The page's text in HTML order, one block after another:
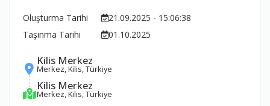
Oluşturma Tarihi
21.09.2025 - 15:06:38
Taşınma Tarihi
01.10.2025
Kilis Merkez
Merkez, Kilis, Türkiye
Kilis Merkez
Merkez, Kilis, Türkiye